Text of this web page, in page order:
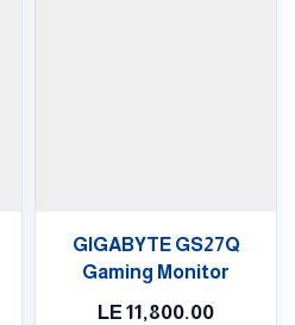
GIGABYTE GS27Q
Gaming Monitor
LE 11,800.00